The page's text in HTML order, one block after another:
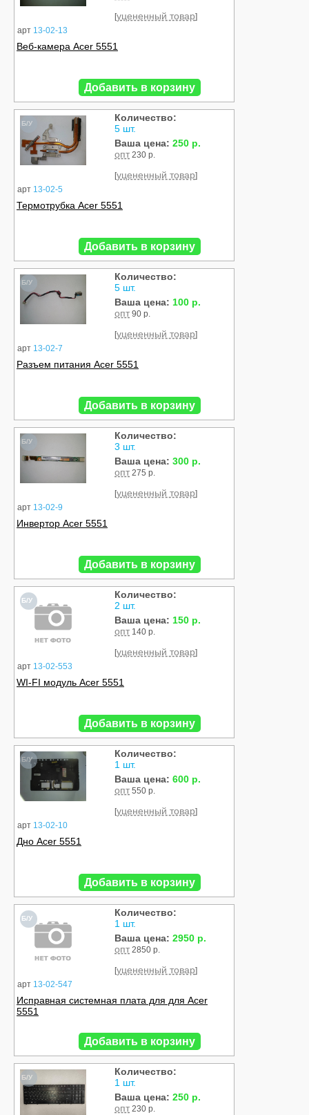
арт 13-02-13
[уцененный товар]
Веб-камера Acer 5551
Добавить в корзину
Б/У
арт 13-02-5
Количество:
5 шт.
Ваша цена: 250 р.
опт 230 р.
[уцененный товар]
Термотрубка Acer 5551
Добавить в корзину
Б/У
арт 13-02-7
Количество:
5 шт.
Ваша цена: 100 р.
опт 90 р.
[уцененный товар]
Разъем питания Acer 5551
Добавить в корзину
Б/У
арт 13-02-9
Количество:
3 шт.
Ваша цена: 300 р.
опт 275 р.
[уцененный товар]
Инвертор Acer 5551
Добавить в корзину
Б/У
арт 13-02-553
Количество:
2 шт.
Ваша цена: 150 р.
опт 140 р.
[уцененный товар]
WI-FI модуль Acer 5551
Добавить в корзину
Б/У
арт 13-02-10
Количество:
1 шт.
Ваша цена: 600 р.
опт 550 р.
[уцененный товар]
Дно Acer 5551
Добавить в корзину
Б/У
арт 13-02-547
Количество:
1 шт.
Ваша цена: 2950 р.
опт 2850 р.
[уцененный товар]
Исправная системная плата для для Acer
5551
Добавить в корзину
Б/У
Количество:
1 шт.
Ваша цена: 250 р.
опт 230 р.